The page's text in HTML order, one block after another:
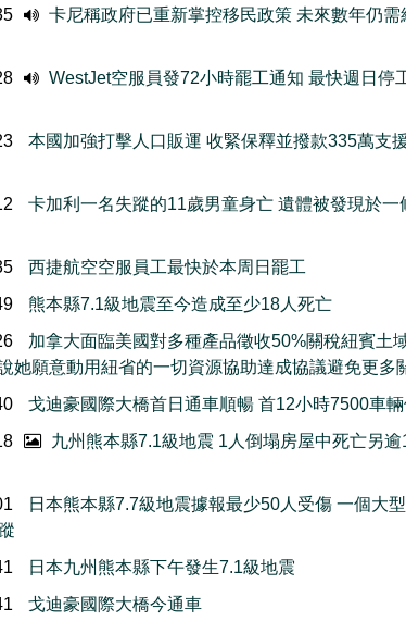
卡尼稱政府已重新掌控移民政策 未來數年仍需
WestJet空服員發72小時罷工通知 最快週日停
本國加強打擊人口販運 收緊保釋並撥款335萬支
卡加利一名失蹤的11歲男童身亡 遺體被發現於一
西捷航空空服員工最快於本周日罷工
熊本縣7.1級地震至今造成至少18人死亡
加拿大面臨美國對多種產品徵收50%關稅紐賓土
她願意動用紐省的一切資源協助達成協議避免更多
戈迪豪國際大橋首日通車順暢 首12小時7500車輛
九州熊本縣7.1級地震 1人倒塌房屋中死亡另逾
日本熊本縣7.7級地震據報最少50人受傷 一個大
日本九州熊本縣下午發生7.1級地震
戈迪豪國際大橋今通車